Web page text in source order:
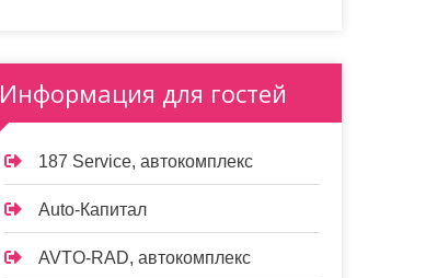
Информация для гостей
187 Service, автокомплекс
Auto-Капитал
AVTO-RAD, автокомплекс